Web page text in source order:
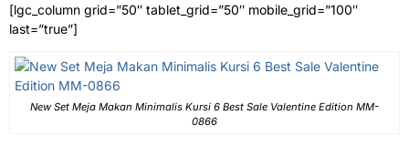
[lgc_column grid=”50″ tablet_grid=”50″ mobile_grid=”100″
last=”true”]
New Set Meja Makan Minimalis Kursi 6 Best Sale Valentine Edition MM-
0866